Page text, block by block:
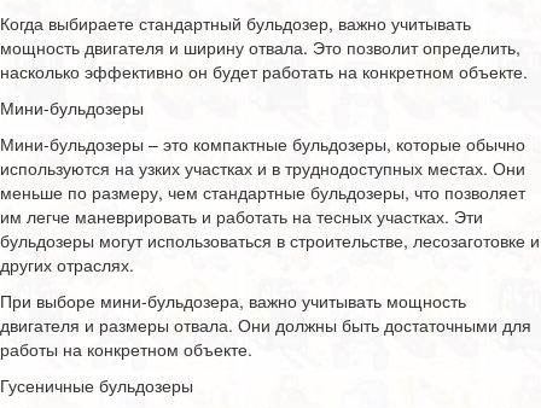
Когда выбираете стандартный бульдозер, важно учитывать
мощность двигателя и ширину отвала. Это позволит определить,
насколько эффективно он будет работать на конкретном объекте.
Мини-бульдозеры
Мини-бульдозеры – это компактные бульдозеры, которые обычно
используются на узких участках и в труднодоступных местах. Они
меньше по размеру, чем стандартные бульдозеры, что позволяет
им легче маневрировать и работать на тесных участках. Эти
бульдозеры могут использоваться в строительстве, лесозаготовке и
других отраслях.
При выборе мини-бульдозера, важно учитывать мощность
двигателя и размеры отвала. Они должны быть достаточными для
работы на конкретном объекте.
Гусеничные бульдозеры